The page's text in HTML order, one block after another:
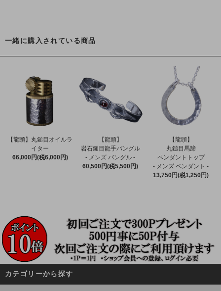
一緒に購入されている商品
【龍頭】丸鎚目オイルラ
イター
66,000円(税6,000円)
【龍頭】
岩石鎚目龍手バングル
- メンズ バングル -
60,500円(税5,500円)
【龍頭】
丸鎚目馬蹄
ペンダントトップ
- メンズ ペンダント -
13,750円(税1,250円)
カテゴリーから探す